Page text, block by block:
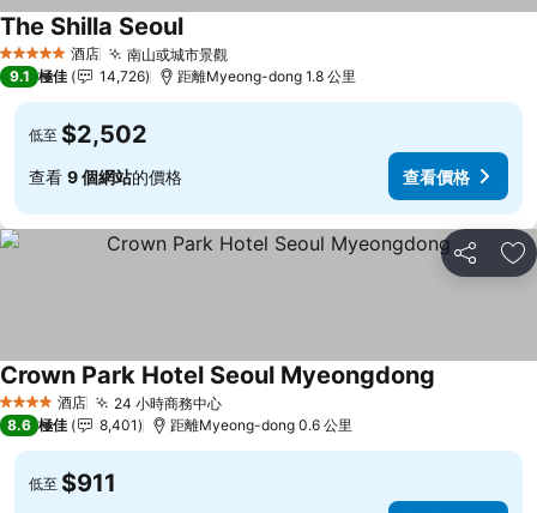
5 星級 酒店 南山或城市景觀
The Shilla Seoul
9.1 極佳 14,726 距離Myeong-dong 1.8 公里
低至 $2,502
查看 9 個網站的價格 查看價格
分享 放
4 星級 酒店 24 小時商務中心
Crown Park Hotel Seoul Myeongdong
8.6 極佳 8,401 距離Myeong-dong 0.6 公里
低至 $911